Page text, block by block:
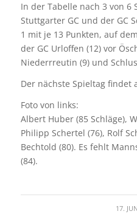
In der Tabelle nach 3 von 6
Stuttgarter GC und der GC
1 mit je 13 Punkten, auf
der GC Urloffen (12) vor
Niederrreutin (9) und
Der nächste Spieltag findet
Foto von links:
Albert Huber (85 Schläge),
Philipp Schertel (76), Rolf
Bechtold (80). Es fehlt
(84).
17.